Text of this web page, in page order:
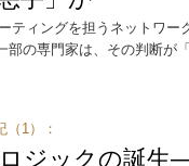
ティングを担うネットワー
部の専門家は、その判断が
1）：
ジックの誕